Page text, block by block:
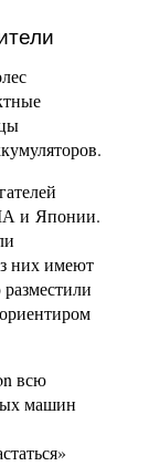
и Японии.
них имеют
всю
машин